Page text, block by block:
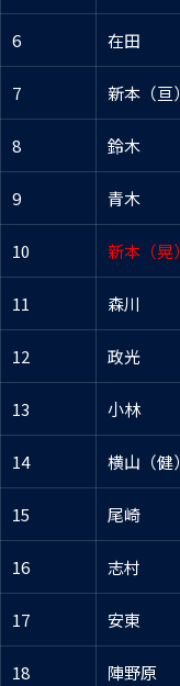
6 在田
7 新本（亘）
8 鈴木
9 青木
10 新本（晃）
11 森川
12 政光
13 小林
14 横山（健）
15 尾崎
16 志村
17 安東
18 陣野原